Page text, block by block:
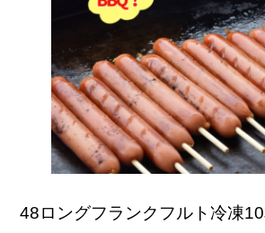
48ロングフランクフルト冷凍